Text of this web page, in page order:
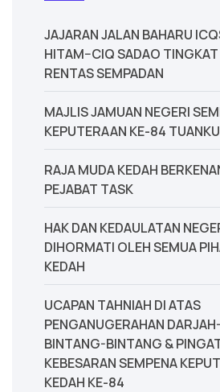
JAJARAN JALAN BAHARU
HITAM–CIQ SADAO
RENTAS SEMPADAN
MAJLIS JAMUAN NEGERI
KEPUTERAAN KE-84
‎RAJA MUDA KEDAH
PEJABAT TASK
‎HAK DAN KEDAULATAN
DIHORMATI OLEH SEMUA
KEDAH
UCAPAN TAHNIAH DI ATAS
PENGANUGERAHAN
BINTANG-BINTANG &
KEBESARAN SEMPENA
KEDAH KE-84